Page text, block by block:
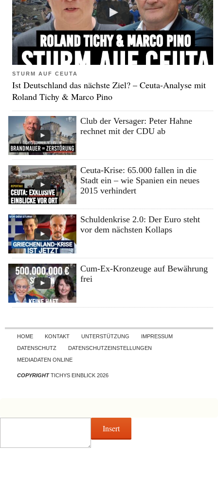
STURM AUF CEUTA
Ist Deutschland das nächste Ziel? – Ceuta-Analyse mit
Roland Tichy & Marco Pino
Club der Versager: Peter Hahne
rechnet mit der CDU ab
Ceuta-Krise: 65.000 fallen in die
Stadt ein – wie Spanien ein neues
2015 verhindert
Schuldenkrise 2.0: Der Euro steht
vor dem nächsten Kollaps
Cum-Ex-Kronzeuge auf Bewährung
frei
Skip to content
HOME KONTAKT UNTERSTÜTZUNG
IMPRESSUM
DATENSCHUTZ
DATENSCHUTZEINSTELLUNGEN
MEDIADATEN ONLINE
COPYRIGHTTICHYS EINBLICK 2026
Insert